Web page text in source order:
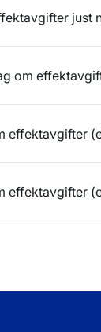
just
om
effektavgifter
effektavgifter